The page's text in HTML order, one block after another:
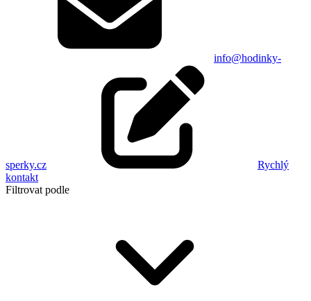
info@hodinky-
sperky.cz
Rychlý
kontakt
Filtrovat podle